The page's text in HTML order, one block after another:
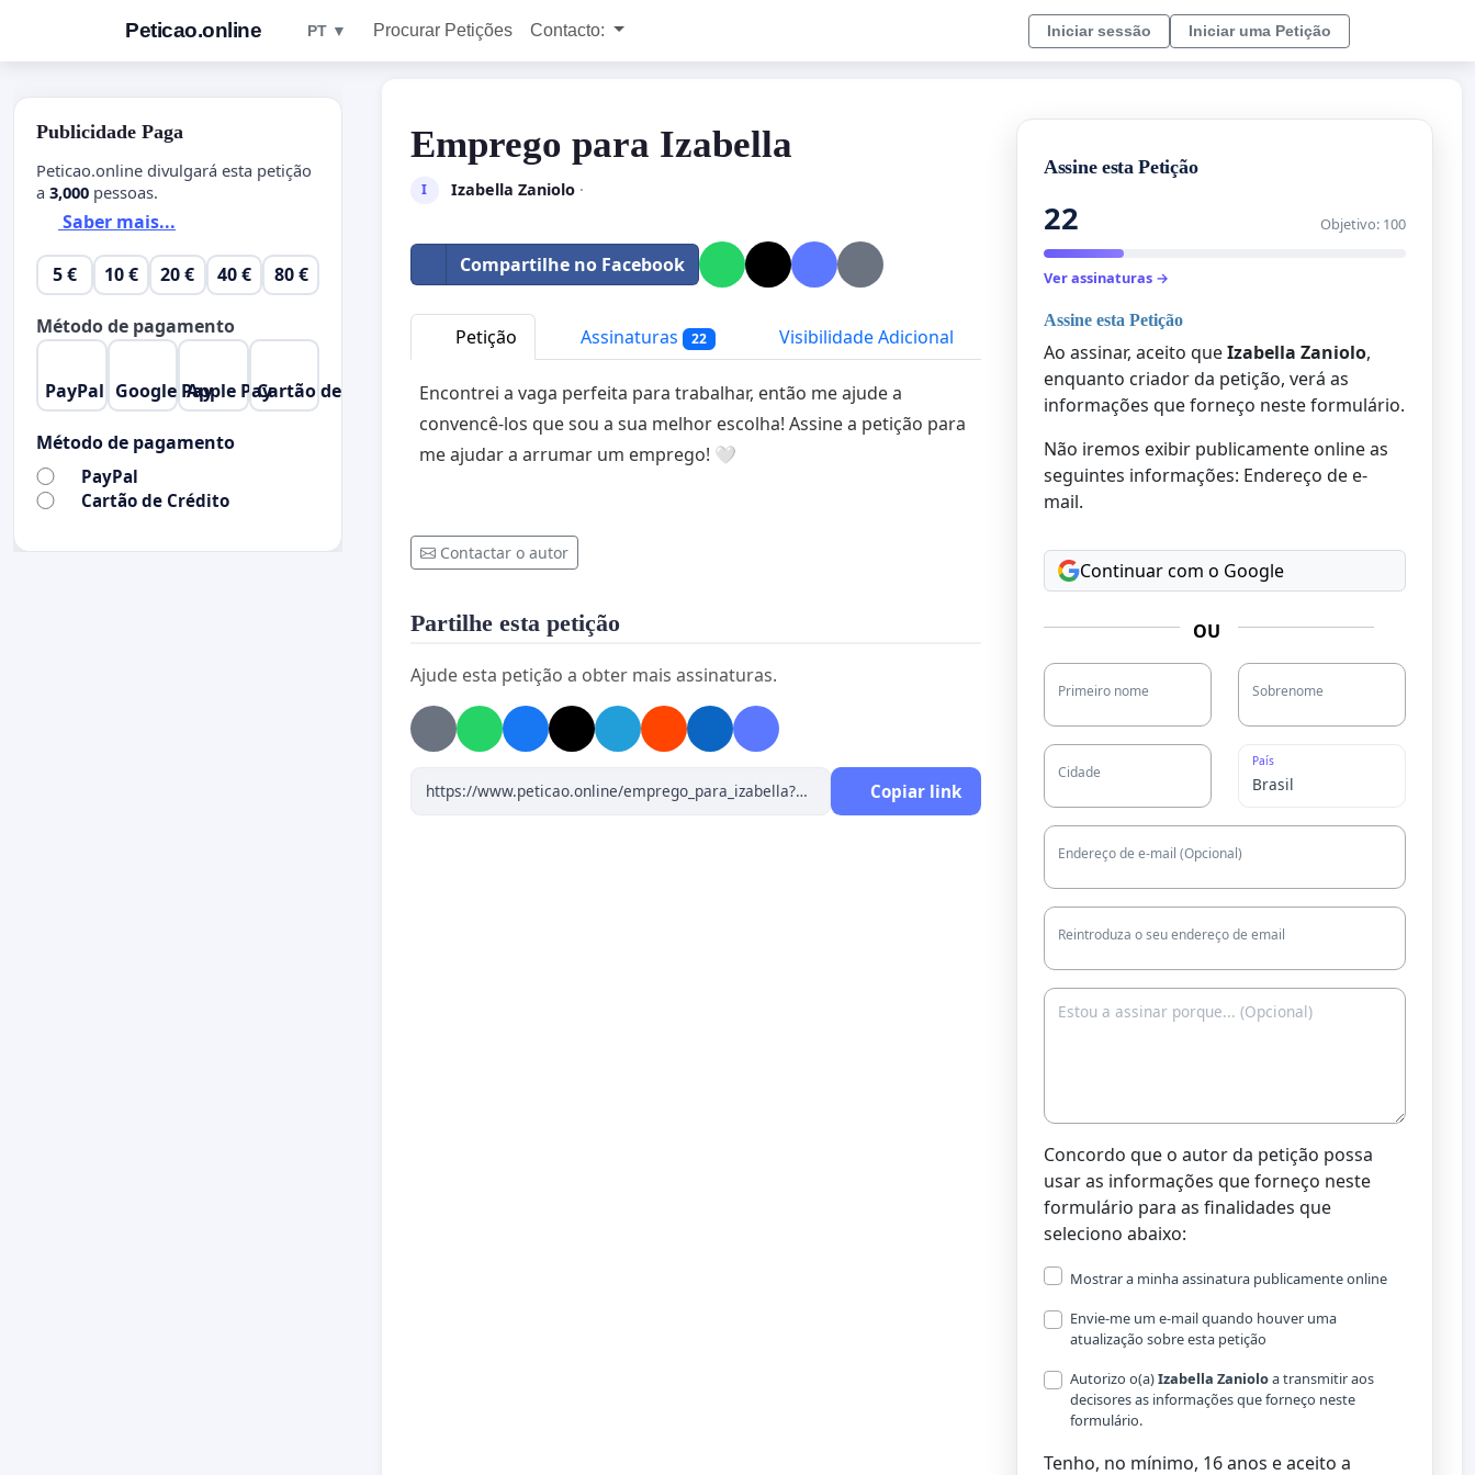
Peticao.online PT ▼ Procurar Petições Contacto: Iniciar sessão Iniciar uma Petição
Emprego para Izabella
I Izabella Zaniolo·
Compartilhe no Facebook
Petição Assinaturas 22 Visibilidade Adicional
Encontrei a vaga perfeita para trabalhar, então me ajude a
convencê-los que sou a sua melhor escolha! Assine a petição para
me ajudar a arrumar um emprego! 🤍
Contactar o autor
Partilhe esta petição
Ajude esta petição a obter mais assinaturas.
Copiar link
Assine esta Petição
22 Objetivo: 100
Ver assinaturas →
Assine esta Petição
Ao assinar, aceito queIzabella Zaniolo,
enquanto criador da petição, verá as
informações que forneço neste formulário.
Não iremos exibir publicamente online as
seguintes informações: Endereço de e-
mail.
Continuar com o Google
OU
Primeiro nome Sobrenome
Cidade
País
Endereço de e-mail (Opcional)
Reintroduza o seu endereço de email
Concordo que o autor da petição possa
usar as informações que forneço neste
formulário para as finalidades que
seleciono abaixo:
Mostrar a minha assinatura publicamente online
Envie-me um e-mail quando houver uma
atualização sobre esta petição
Autorizo o(a) ​​Izabella Zanioloa transmitir aos
decisores as informações que forneço neste
formulário.
Tenho, no mínimo, 16 anos e aceito a
Publicidade Paga
Peticao.online divulgará esta petição
a 3,000 pessoas.
Saber mais...
5 € 10 € 20 € 40 € 80 €
Método de pagamento
PayPal Google PayApple PayCartão de Crédito
Método de pagamento
PayPal
Cartão de Crédito